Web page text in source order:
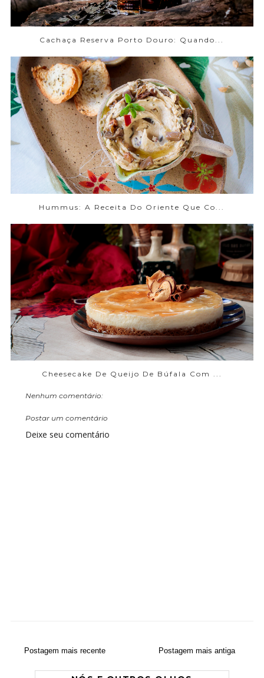
Cachaça Reserva Porto Douro: Quando...
Hummus: A Receita Do Oriente Que Co...
Cheesecake De Queijo De Búfala Com ...
Nenhum comentário:
Postar um comentário
Deixe seu comentário
Postagem mais recente Postagem mais antiga